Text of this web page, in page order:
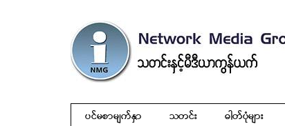
ပင်မစာမျက်နှာ သတင်း ဓါတ်ပုံများ